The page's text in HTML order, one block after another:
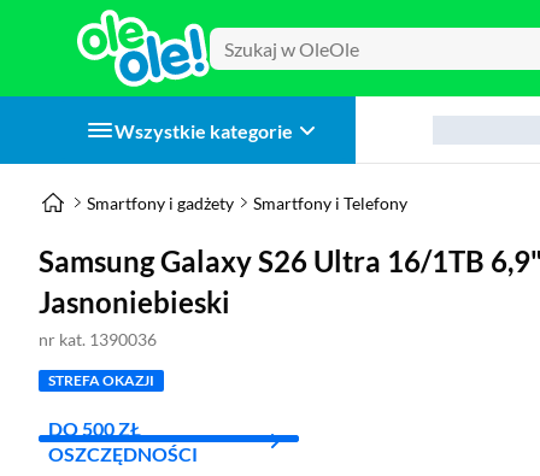
Wszystkie kategorie
Smartfony i gadżety Smartfony i Telefony
Samsung Galaxy S26 Ultra 16/1TB
Jasnoniebieski
nr kat. 1390036
STREFA OKAZJI
DO 500 ZŁ
OSZCZĘDNOŚCI